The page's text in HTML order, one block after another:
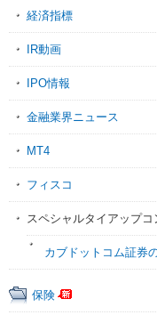
経済指標
IR動画
IPO情報
金融業界ニュース
MT4
フィスコ
スペシャルタイアップコ
カブドットコム証券
保険